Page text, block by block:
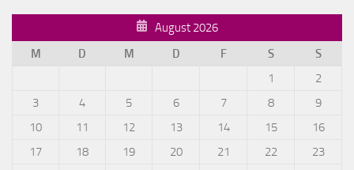
August 2026
M
D M D F S
S
1
2
3
4 5 6 7 8
9
10
11 12 13 14 15
16
17
18 19 20 21 22
23